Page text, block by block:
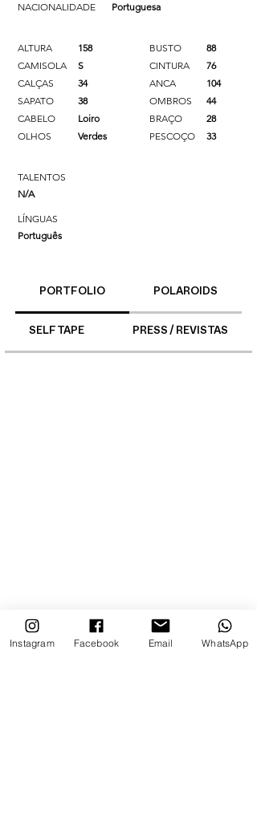
NACIONALIDADE
Portuguesa
ALTURA
158
CAMISOLA
S
CALÇAS
34
SAPATO
38
CABELO
Loiro
OLHOS
Verdes
BUSTO
88
CINTURA
76
ANCA
104
OMBROS
44
BRAÇO
28
PESCOÇO
33
TALENTOS
N/A
LÍNGUAS
Português
PORTFOLIO POLAROIDS
SELF TAPE PRESS / REVISTAS
Instagram Facebook Email WhatsApp